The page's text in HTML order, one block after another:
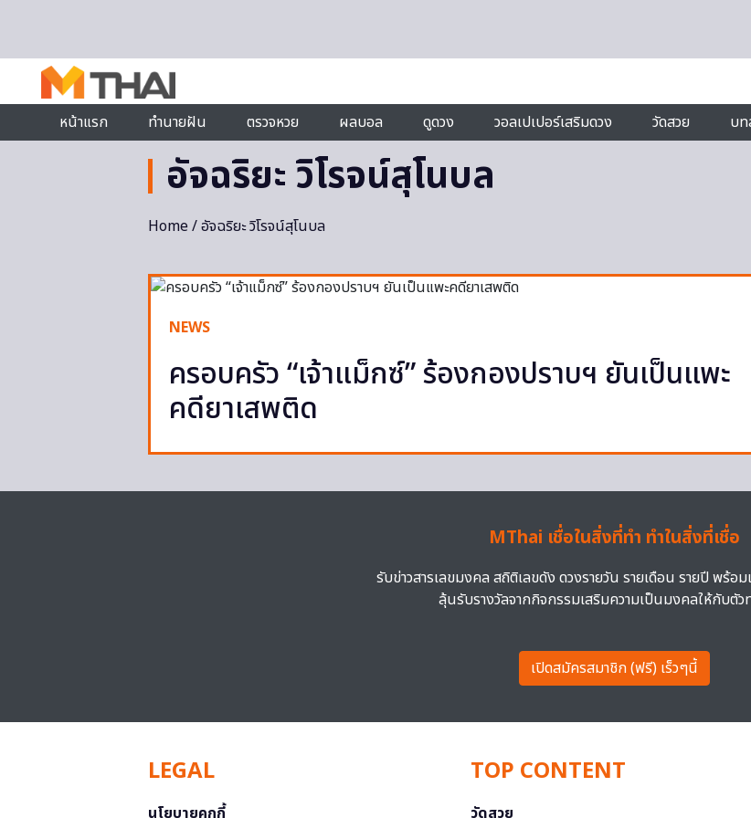
หน้าแรก
ทำนายฝัน ตรวจหวย ผลบอล ดูดวง วอลเปเปอร์เสริมดวง วัดสวย บ
อัจฉริยะ วิโรจน์สุโนบล
Home/ อัจฉริยะ วิโรจน์สุโนบล
NEWS
ครอบครัว “เจ้าแม็กซ์” ร้องกองปราบฯ ยันเป็นแพะ
คดียาเสพติด
MThai เชื่อในสิ่งที่ทำ ทำในสิ่งที่เชื่อ
รับข่าวสารเลขมงคล สถิติเลขดัง ดวงรายวัน รายเดือน รายปี พร้อ
ลุ้นรับรางวัลจากกิจกรรมเสริมความเป็นมงคลให้กับตัว
เปิดสมัครสมาชิก (ฟรี) เร็วๆนี้
LEGAL
นโยบายคุกกี้
TOP CONTENT
วัดสวย